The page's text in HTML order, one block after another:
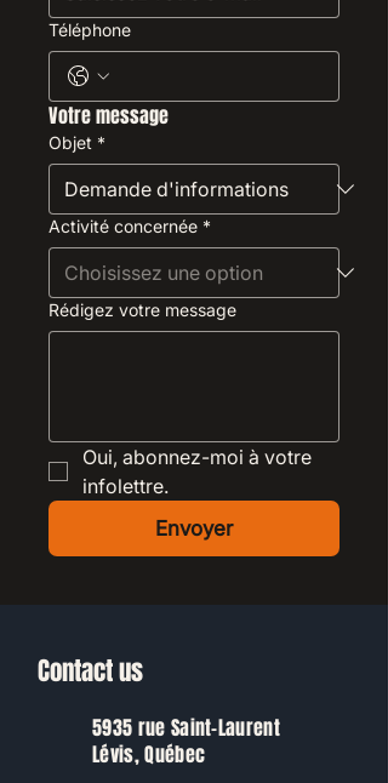
Téléphone
Votre message
Objet *
Activité concernée *
Rédigez votre message
Oui, abonnez-moi à votre
infolettre.
Envoyer
Contact us
5935 rue Saint-Laurent
Lévis, Québec​